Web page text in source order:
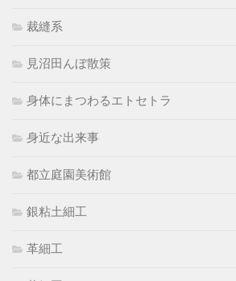
裁縫系
見沼田んぼ散策
身体にまつわるエトセトラ
身近な出来事
都立庭園美術館
銀粘土細工
革細工